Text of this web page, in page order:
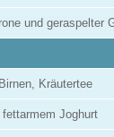
und geraspelter
Kräutertee
Joghurt